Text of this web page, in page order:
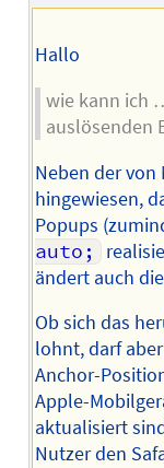
Hallo
wie kann ich
auslösenden
Neben der von
hingewiesen,
Popups
auto;
ändert auch
Ob sich das
lohnt, darf
Anchor-
Apple-
aktualisiert
Nutzer den